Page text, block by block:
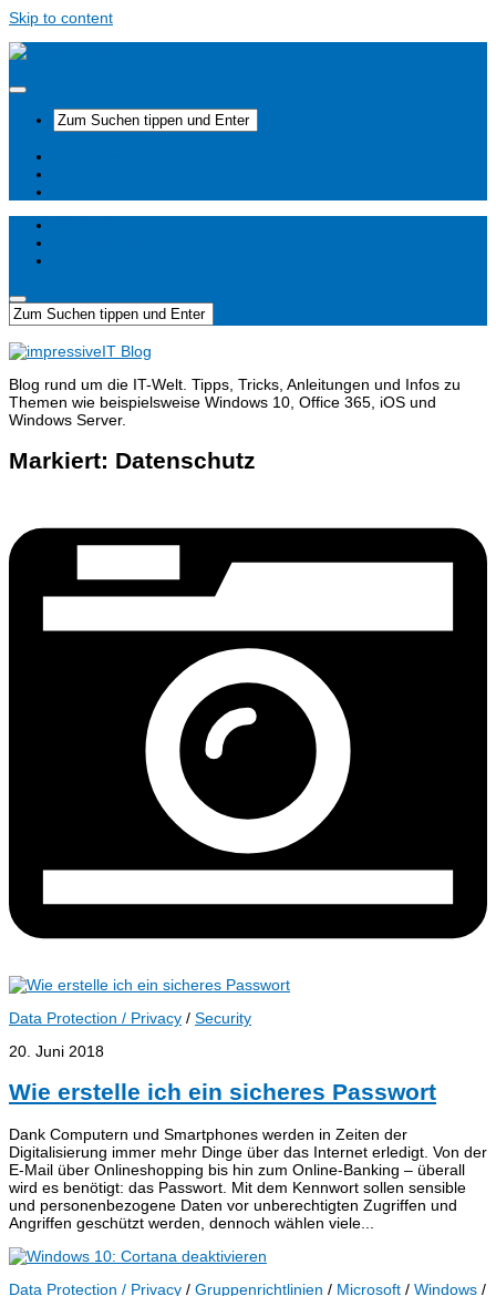
Skip to content
Blog rund um die IT-Welt. Tipps, Tricks, Anleitungen und Infos zu
Themen wie beispielsweise Windows 10, Office 365, iOS und
Windows Server.
Markiert: Datenschutz
Data Protection / Privacy / Security
20. Juni 2018
Wie erstelle ich ein sicheres Passwort
Dank Computern und Smartphones werden in Zeiten der
Digitalisierung immer mehr Dinge über das Internet erledigt. Von der
E-Mail über Onlineshopping bis hin zum Online-Banking – überall
wird es benötigt: das Passwort. Mit dem Kennwort sollen sensible
und personenbezogene Daten vor unberechtigten Zugriffen und
Angriffen geschützt werden, dennoch wählen viele...
Data Protection / Privacy / Gruppenrichtlinien / Microsoft / Windows /